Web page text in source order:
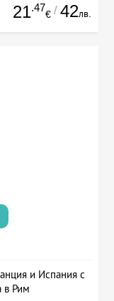
21.47
€ / 42лв.
и Испания с
в Рим